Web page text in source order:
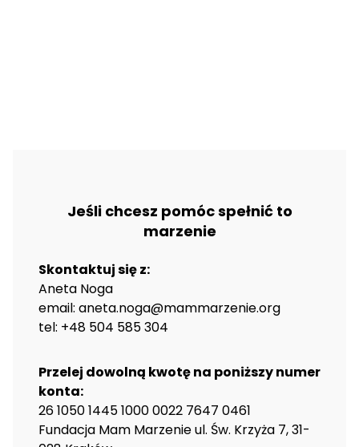
Jeśli chcesz pomóc spełnić to
marzenie
Skontaktuj się z:
Aneta Noga
email: aneta.noga@mammarzenie.org
tel: +48 504 585 304
Przelej dowolną kwotę na poniższy numer
konta:
26 1050 1445 1000 0022 7647 0461
Fundacja Mam Marzenie ul. Św. Krzyża 7, 31-